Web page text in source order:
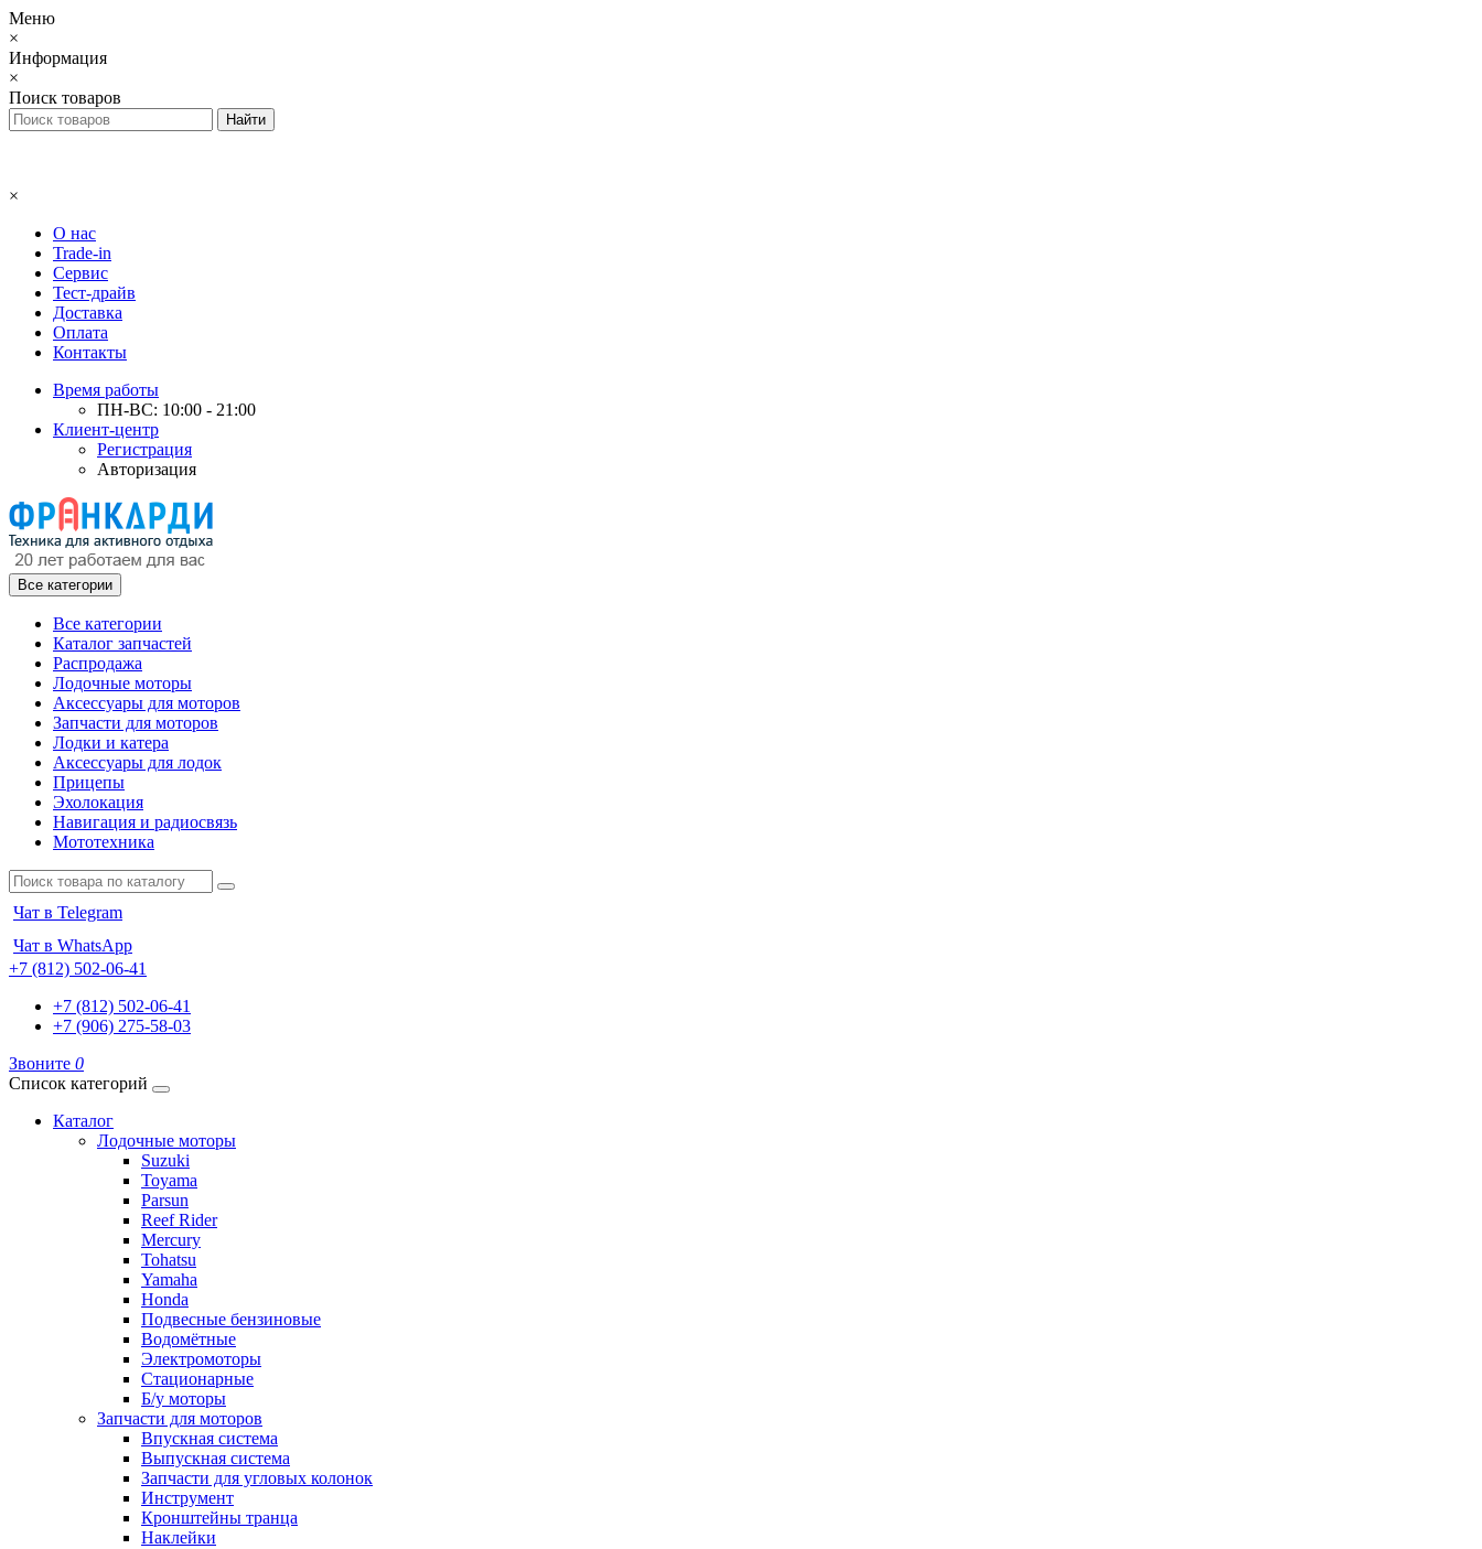
Меню
×
Информация
×
Поиск товаров
×
О нас
Trade-in
Сервис
Тест-драйв
Доставка
Оплата
Контакты
Время работы
ПН-ВС: 10:00 - 21:00
Клиент-центр
Регистрация
Авторизация
Все категории
Все категории
Каталог запчастей
Распродажа
Лодочные моторы
Аксессуары для моторов
Запчасти для моторов
Лодки и катера
Аксессуары для лодок
Прицепы
Эхолокация
Навигация и радиосвязь
Мототехника
Чат в Telegram
Чат в WhatsApp
+7 (812) 502-06-41
+7 (812) 502-06-41
+7 (906) 275-58-03
Звоните 0
Список категорий
Каталог
Лодочные моторы
Suzuki
Toyama
Parsun
Reef Rider
Mercury
Tohatsu
Yamaha
Honda
Подвесные бензиновые
Водомётные
Электромоторы
Стационарные
Б/у моторы
Запчасти для моторов
Впускная система
Выпускная система
Запчасти для угловых колонок
Инструмент
Кронштейны транца
Наклейки